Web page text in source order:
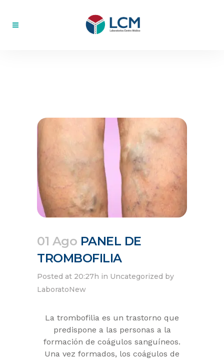
01 Ago PANEL DE
TROMBOFILIA
Posted at 20:27h in Uncategorized by
LaboratoNew
La trombofilia es un trastorno que
predispone a las personas a la
formación de coágulos sanguíneos.
Una vez formados, los coágulos de